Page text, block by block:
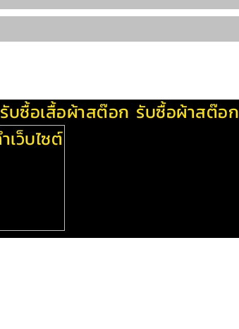
รับซื้อเสื้อผ้าสต๊อก รับซื้อผ้าสต๊อก